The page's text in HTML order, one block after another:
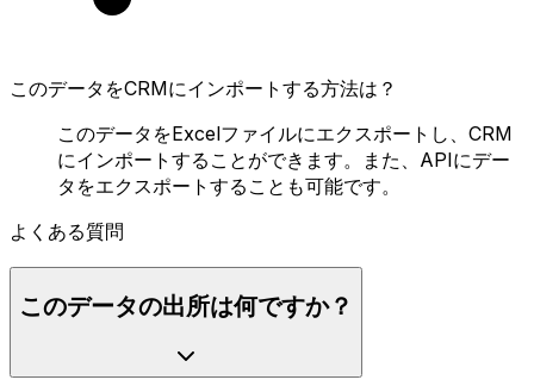
このデータをCRMにインポートする方法は？
このデータをExcelファイルにエクスポートし、CRM
にインポートすることができます。また、APIにデー
タをエクスポートすることも可能です。
よくある質問
このデータの出所は何ですか？